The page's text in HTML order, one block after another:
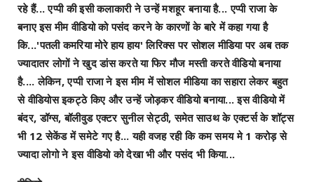
रहे हैं... एप्पी की इसी कलाकारी ने उन्हें मशहूर बनाया है... एप्पी राजा के
बनाए इस मीम वीडियो को पसंद करने के कारणों के बारे में कहा गया है
कि...'पतली कमरिया मोरे हाय हाय' लिरिक्स पर सोशल मीडिया पर अब तक
ज्यादातर लोगों ने खुद डांस करते या फिर मौज मस्ती करते वीडियो बनाया
है.... लेकिन, एप्पी राजा ने इस मीम में सोशल मीडिया का सहारा लेकर बहुत
से वीडियोस इकट्ठे किए और उन्हें जोड़कर वीडियो बनाया... इस वीडियो में
बंदर, डॉग्स, बॉलीवुड एक्टर सुनील सेट्ठी, समेत साउथ के एक्टर्स के शॉट्स
भी 12 सेकेंड में समेटे गए है... यही वजह रही कि कम समय मे 1 करोड़ से
ज्यादा लोगो ने इस वीडियो को देखा भी और पसंद भी किया...